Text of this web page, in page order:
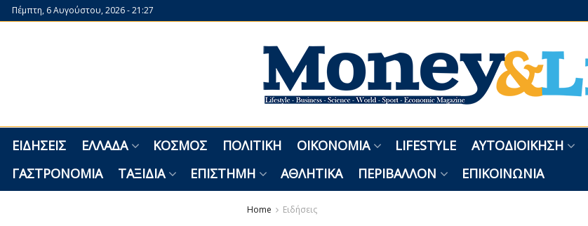
Πέμπτη, 6 Αυγούστου, 2026 - 21:27
ΕΙΔΉΣΕΙΣ ΕΛΛΆΔΑ ΚΌΣΜΟΣ ΠΟΛΙΤΙΚΉ ΟΙΚΟΝΟΜΊΑ LIFESTYLE ΑΥΤΟΔΙΟΊΚΗΣΗ
ΓΑΣΤΡΟΝΟΜΊΑ
ΤΑΞΊΔΙΑ ΕΠΙΣΤΉΜΗ ΑΘΛΗΤΙΚΆ ΠΕΡΙΒΆΛΛΟΝ ΕΠΙΚΟΙΝΩΝΊΑ
Home Ειδήσεις